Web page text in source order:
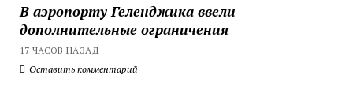
В аэропорту Геленджика ввели
дополнительные ограничения
17 ЧАСОВ НАЗАД
Оставить комментарий